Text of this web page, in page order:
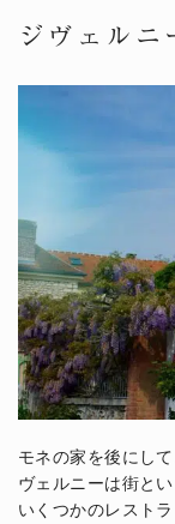
ジヴェルニ
モネの家を後にし
ヴェルニーは街と
いくつかのレスト